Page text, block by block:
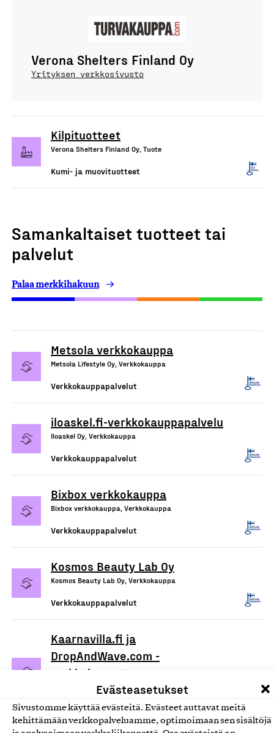
Evästeasetukset
Sivustomme käyttää evästeitä. Evästeet auttavat meitä
kehittämään verkkopalveluamme, optimoimaan sen sisältöjä
Verona Shelters Finland Oy
Yrityksen verkkosivusto
Kilpituotteet
Verona Shelters Finland Oy, Tuote
Kumi- ja muovituotteet
Samankaltaiset tuotteet tai
palvelut
Palaa merkkihakuun
Metsola verkkokauppa
Metsola Lifestyle Oy, Verkkokauppa
Verkkokauppapalvelut
iloaskel.fi-verkkokauppapalvelu
Iloaskel Oy, Verkkokauppa
Verkkokauppapalvelut
Bixbox verkkokauppa
Bixbox verkkokauppa, Verkkokauppa
Verkkokauppapalvelut
Kosmos Beauty Lab Oy
Kosmos Beauty Lab Oy, Verkkokauppa
Verkkokauppapalvelut
Kaarnavilla.fi ja
DropAndWave.com -
verkkokaupat
Double Effect Oy, Verkkokauppa
Verkkokauppapalvelut